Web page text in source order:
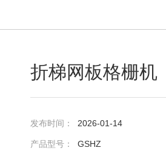
折梯网板格栅机
发布时间： 2026-01-14
产品型号： GSHZ